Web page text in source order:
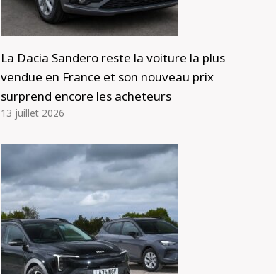
La Dacia Sandero reste la voiture la plus
vendue en France et son nouveau prix
surprend encore les acheteurs
13 juillet 2026